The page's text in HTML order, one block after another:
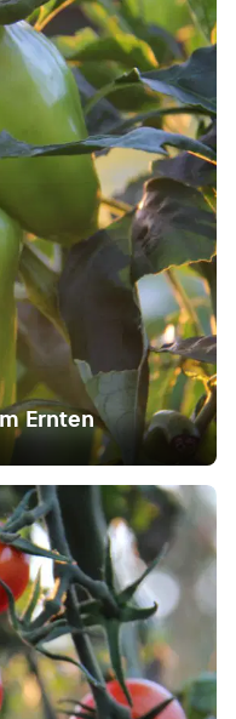
Ernten